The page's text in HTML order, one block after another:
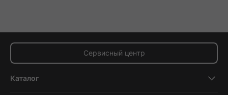
М4
Сервисный центр
Каталог